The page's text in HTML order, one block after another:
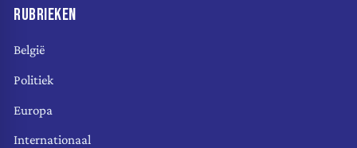
RUBRIEKEN
België
Politiek
Europa
Internationaal